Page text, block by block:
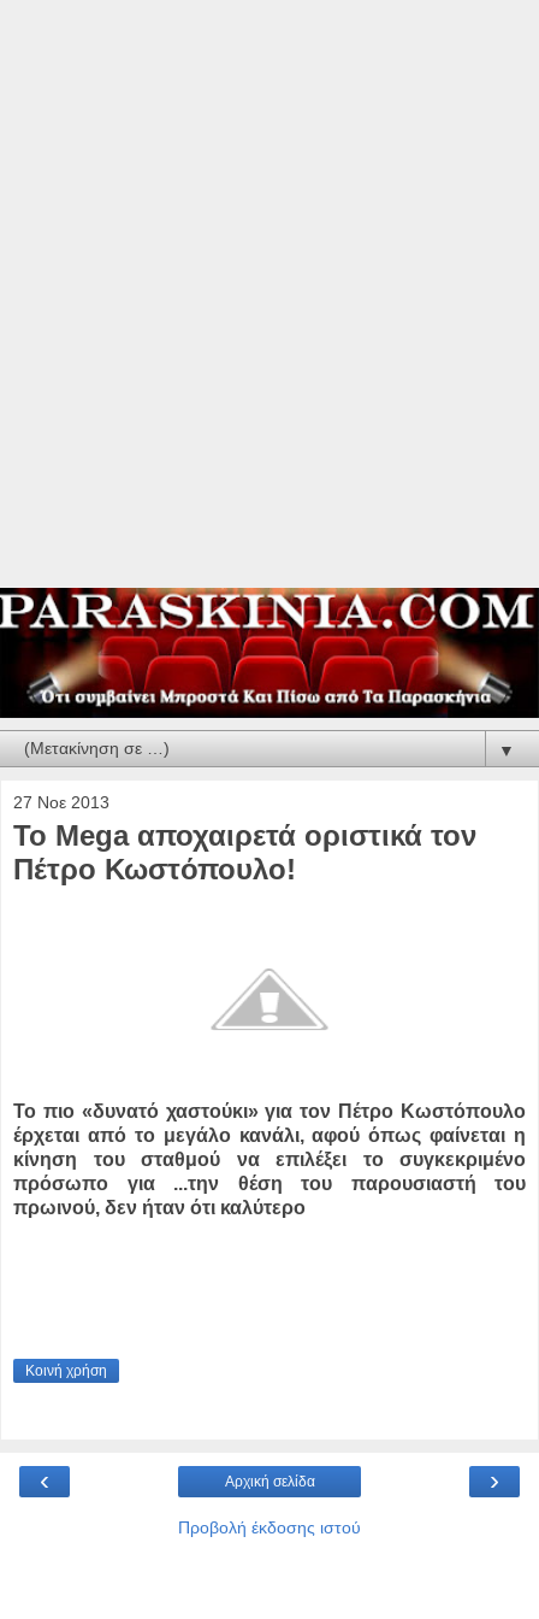
▼
27 Νοε 2013
Το Mega αποχαιρετά οριστικά τον
Πέτρο Κωστόπουλο!
To πιο «δυνατό χαστούκι» για τον Πέτρο Κωστόπουλο
έρχεται από το μεγάλο κανάλι, αφού όπως φαίνεται η
κίνηση του σταθμού να επιλέξει το συγκεκριμένο
πρόσωπο για ...την θέση του παρουσιαστή του
πρωινού, δεν ήταν ότι καλύτερο
Κοινή χρήση
‹ ›
Αρχική σελίδα
Προβολή έκδοσης ιστού